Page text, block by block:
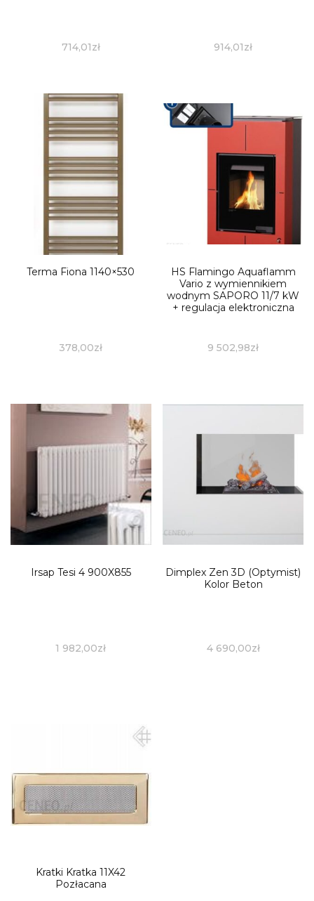
714,01zł 914,01zł
Terma Fiona 1140×530
378,00zł
HS Flamingo Aquaflamm
Vario z wymiennikiem
wodnym SAPORO 11/7 kW
+ regulacja elektroniczna
9 502,98zł
Irsap Tesi 4 900X855
1 982,00zł
Dimplex Zen 3D (Optymist)
Kolor Beton
4 690,00zł
Kratki Kratka 11X42
Pozłacana